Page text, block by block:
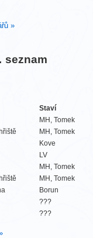
»
seznam
Staví
MH, Tomek
MH, Tomek
Kove
LV
MH, Tomek
MH, Tomek
Borun
???
???